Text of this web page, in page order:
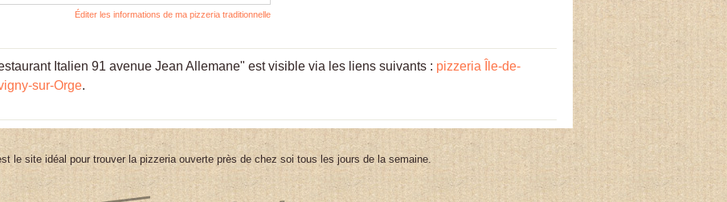
Éditer les informations de ma pizzeria traditionnelle
Italien 91 avenue Jean Allemane" est visible via les liens suivants : pizzeria Île-de-
sur-Orge.
le site idéal pour trouver la pizzeria ouverte près de chez soi tous les jours de la semaine.